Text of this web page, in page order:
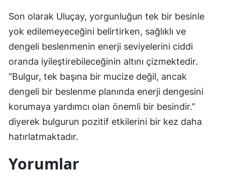
Son olarak Uluçay, yorgunluğun tek bir besinle
yok edilemeyeceğini belirtirken, sağlıklı ve
dengeli beslenmenin enerji seviyelerini ciddi
oranda iyileştirebileceğinin altını çizmektedir.
“Bulgur, tek başına bir mucize değil, ancak
dengeli bir beslenme planında enerji dengesini
korumaya yardımcı olan önemli bir besindir.”
diyerek bulgurun pozitif etkilerini bir kez daha
hatırlatmaktadır.
Yorumlar